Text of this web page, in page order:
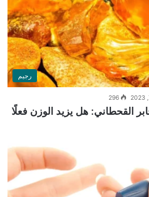
رجيم
296
القحطاني: هل يزيد الوزن فعلًا